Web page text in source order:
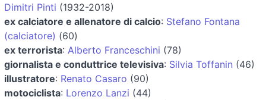
Dimitri Pinti (1932-2018)
ex calciatore e allenatore di calcio: Stefano Fontana
(calciatore) (60)
ex terrorista: Alberto Franceschini (78)
giornalista e conduttrice televisiva: Silvia Toffanin (46)
illustratore: Renato Casaro (90)
motociclista: Lorenzo Lanzi (44)